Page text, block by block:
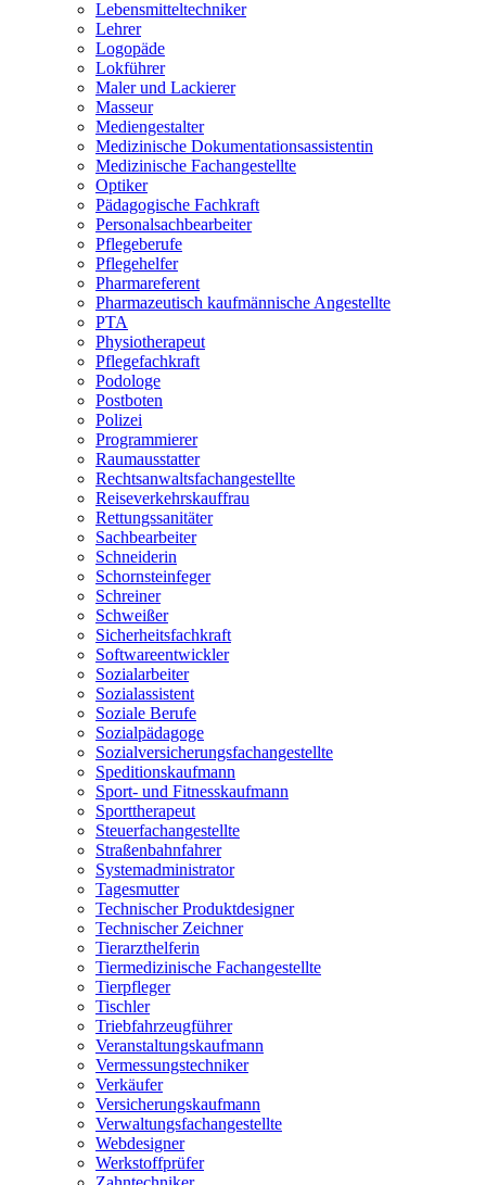
Lebensmitteltechniker
Lehrer
Logopäde
Lokführer
Maler und Lackierer
Masseur
Mediengestalter
Medizinische Dokumentationsassistentin
Medizinische Fachangestellte
Optiker
Pädagogische Fachkraft
Personalsachbearbeiter
Pflegeberufe
Pflegehelfer
Pharmareferent
Pharmazeutisch kaufmännische Angestellte
PTA
Physiotherapeut
Pflegefachkraft
Podologe
Postboten
Polizei
Programmierer
Raumausstatter
Rechtsanwaltsfachangestellte
Reiseverkehrskauffrau
Rettungssanitäter
Sachbearbeiter
Schneiderin
Schornsteinfeger
Schreiner
Schweißer
Sicherheitsfachkraft
Softwareentwickler
Sozialarbeiter
Sozialassistent
Soziale Berufe
Sozialpädagoge
Sozialversicherungsfachangestellte
Speditionskaufmann
Sport- und Fitnesskaufmann
Sporttherapeut
Steuerfachangestellte
Straßenbahnfahrer
Systemadministrator
Tagesmutter
Technischer Produktdesigner
Technischer Zeichner
Tierarzthelferin
Tiermedizinische Fachangestellte
Tierpfleger
Tischler
Triebfahrzeugführer
Veranstaltungskaufmann
Vermessungstechniker
Verkäufer
Versicherungskaufmann
Verwaltungsfachangestellte
Webdesigner
Werkstoffprüfer